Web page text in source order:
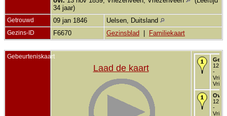
34 jaar)
Getrouwd 09 jan 1846 Uelsen, Duitsland
Gezins-ID F6670 Gezinsblad Familiekaart
Gebeurteniskaart
Laad de kaart
12
-
12
-